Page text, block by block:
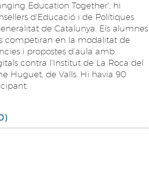
Education Together', hi
d'Educació i de Polítiques
de Catalunya. Els alumnes
competiran en la modalitat de
i propostes d’aula amb
contra l'Institut de La Roca del
Huguet, de Valls. Hi havia 90